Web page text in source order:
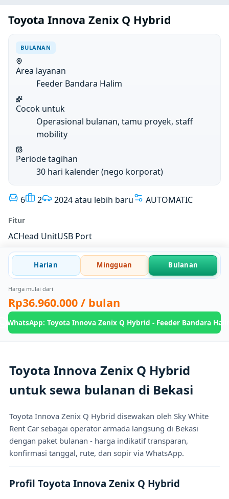
Toyota Innova Zenix Q Hybrid
BULANAN
Area layanan
Feeder Bandara Halim
Cocok untuk
Operasional bulanan, tamu proyek, staff
mobility
Periode tagihan
30 hari kalender (nego korporat)
6 2 2024 atau lebih baru AUTOMATIC
Fitur
ACHead UnitUSB Port
Harian Mingguan Bulanan
Harga mulai dari
Rp36.960.000 / bulan
WhatsApp: Toyota Innova Zenix Q Hybrid - Feeder Bandara
Toyota Innova Zenix Q Hybrid
untuk sewa bulanan di Bekasi
Toyota Innova Zenix Q Hybrid disewakan oleh Sky White
Rent Car sebagai operator armada langsung di Bekasi
dengan paket bulanan - harga indikatif transparan,
konfirmasi tanggal, rute, dan sopir via WhatsApp.
Profil Toyota Innova Zenix Q Hybrid